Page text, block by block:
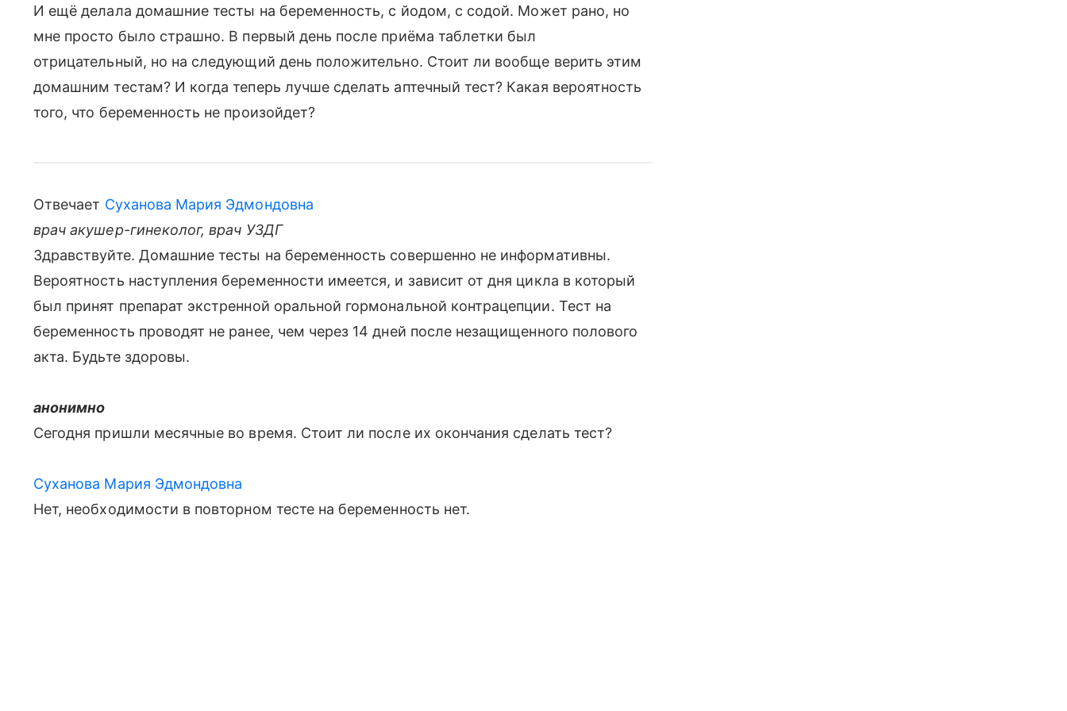
И ещё делала домашние тесты на беременность, с йодом, с содой. Может рано, но
мне просто было страшно. В первый день после приёма таблетки был
отрицательный, но на следующий день положительно. Стоит ли вообще верить этим
домашним тестам? И когда теперь лучше сделать аптечный тест? Какая вероятность
того, что беременность не произойдет?
Отвечает Суханова Мария Эдмондовна
врач акушер-гинеколог, врач УЗДГ
Здравствуйте. Домашние тесты на беременность совершенно не информативны.
Вероятность наступления беременности имеется, и зависит от дня цикла в который
был принят препарат экстренной оральной гормональной контрацепции. Тест на
беременность проводят не ранее, чем через 14 дней после незащищенного полового
акта. Будьте здоровы.
анонимно
Сегодня пришли месячные во время. Стоит ли после их окончания сделать тест?
Суханова Мария Эдмондовна
Нет, необходимости в повторном тесте на беременность нет.